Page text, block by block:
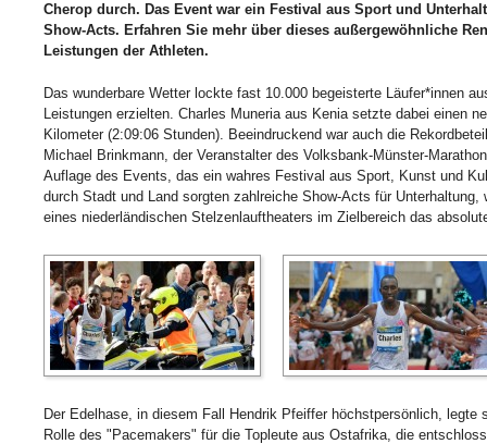
Cherop durch. Das Event war ein Festival aus Sport und
Show-Acts. Erfahren Sie mehr über dieses außergewöhnliche
Leistungen der Athleten.
Das wunderbare Wetter lockte fast 10.000 begeisterte Läufer*innen
Leistungen erzielten. Charles Muneria aus Kenia setzte dabei einen
Kilometer (2:09:06 Stunden). Beeindruckend war auch die
Michael Brinkmann, der Veranstalter des Volksbank-Münster-
Auflage des Events, das ein wahres Festival aus Sport, Kunst und
durch Stadt und Land sorgten zahlreiche Show-Acts für Unterhaltung,
eines niederländischen Stelzenlauftheaters im Zielbereich das
Der Edelhase, in diesem Fall Hendrik Pfeiffer höchstpersönlich,
Rolle des "Pacemakers" für die Topleute aus Ostafrika, die